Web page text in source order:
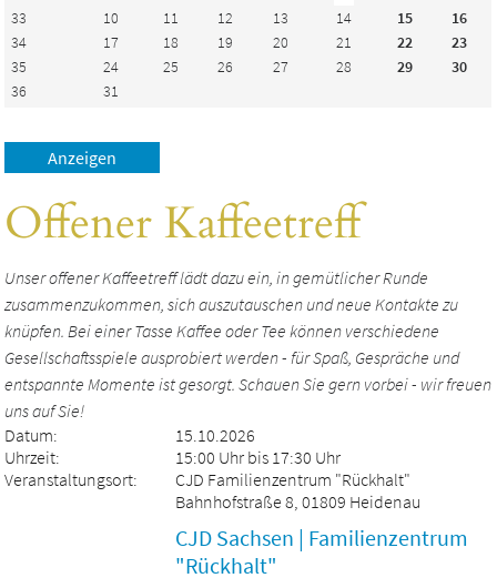
33
10 11 12 13 14 15
16
34
17 18 19 20 21 22
23
35
24 25 26 27 28 29
30
36
31
Offener Kaffeetreff
Unser offener Kaffeetreff lädt dazu ein, in gemütlicher Runde
zusammenzukommen, sich auszutauschen und neue Kontakte zu
knüpfen. Bei einer Tasse Kaffee oder Tee können verschiedene
Gesellschaftsspiele ausprobiert werden - für Spaß, Gespräche und
entspannte Momente ist gesorgt. Schauen Sie gern vorbei - wir freuen
uns auf Sie!
Datum:
15.10.2026
Uhrzeit:
15:00 Uhr bis 17:30 Uhr
Veranstaltungsort:
CJD Familienzentrum "Rückhalt"
Bahnhofstraße 8, 01809 Heidenau
CJD Sachsen | Familienzentrum
"Rückhalt"